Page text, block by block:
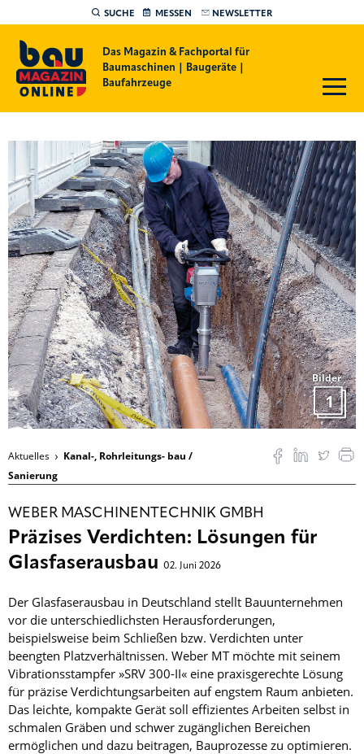
SUCHE MESSEN NEWSLETTER
Das Magazin & Fachportal für
Baumaschinen | Baugeräte |
Baufahrzeuge
Bilder
1
Aktuelles
Kanal-, Rohrleitungs- bau /
Sanierung
WEBER MASCHINENTECHNIK GMBH
Präzises Verdichten: Lösungen für
Glasfaserausbau 02. Juni 2026
Der Glasfaserausbau in Deutschland stellt Bauunternehmen
vor die unterschiedlichsten Herausforderungen,
beispielsweise beim Schließen bzw. Verdichten unter
beengten Platzverhältnissen. Weber MT möchte mit seinem
Vibrationsstampfer »SRV 300-II« eine praxisgerechte Lösung
für präzise Verdichtungsarbeiten auf engstem Raum anbieten.
Das leichte, kompakte Gerät soll effizientes Arbeiten selbst in
schmalen Gräben und schwer zugänglichen Bereichen
ermöglichen und dazu beitragen, Bauprozesse zu optimieren.